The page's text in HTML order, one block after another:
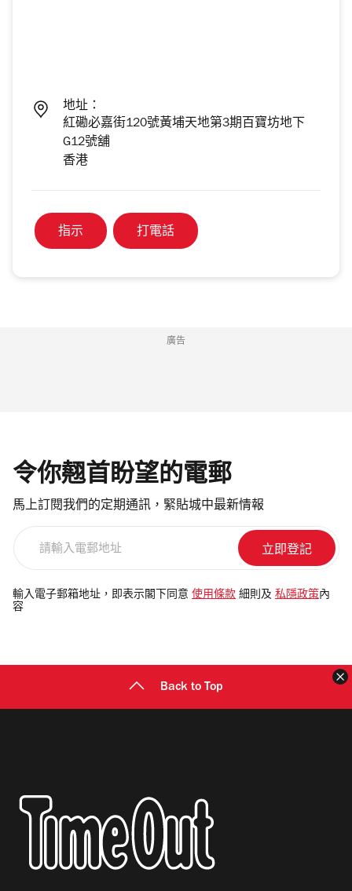
地址：
紅磡必嘉街120號黃埔天地第3期百寶坊地下
G12號舖
香港
指示 打電話
廣告
令你翹首盼望的電郵
馬上訂閱我們的定期通訊，緊貼城中最新情報
電
郵
輸入電子郵箱地址，即表示閣下同意 使用條款 細則及 私隱政策 內
容
Back to Top